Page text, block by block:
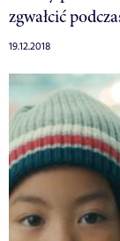
zgwałcić
19.12.2018